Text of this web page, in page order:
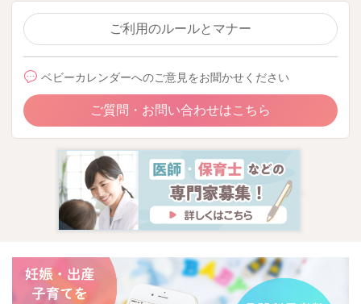
大人の食事からの取り分けをして同じものを食べられる喜びを
ど、大人のメニューを考える時に、子供に取り分けできるもの
は何かな？と考えて進めていけると良いですね。
この時期は間食の時間もお食事の一部をなるものを与えるのが
望ましいので、食事を切り上げて摂りきれなかった栄養を間食
の時間に補食として与える様に考えていけると良いですね。
間食として望ましいものは、おにぎり、ホットケーキ、蒸しパ
ン、スティックパン、コーンフレーク、ふかし芋、ヨーグル
ト、チーズ、果物などです。おかずを食べてくれなくて心配と
めてみると良いと思います。 卵を使ったものや乳製品なども
良いですね。
ご利用のルールとマナー
ベビーカレンダーへのご意見をお聞かせください
ご質問・お問い合わせはこちら